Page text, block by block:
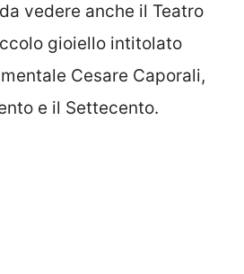
vedere anche il Teatro
gioiello intitolato
Cesare Caporali,
e il Settecento.